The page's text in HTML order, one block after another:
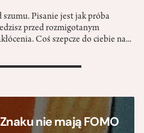
szumu. Pisanie jest jak próba
przed rozmigotanym
Coś szepcze do ciebie na...
nie mają FOMO